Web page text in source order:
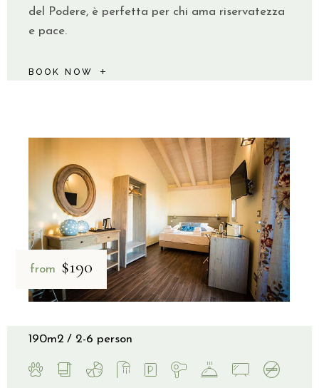
del Podere, è perfetta per chi ama riservatezza
e pace.
BOOK NOW
from $190
190m2 2-6 person